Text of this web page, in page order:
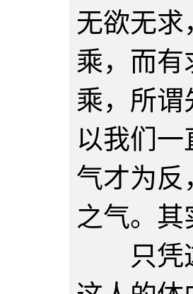
无欲无求
乘，而有
乘，所谓
以我们
气才为反
之气。
只凭这